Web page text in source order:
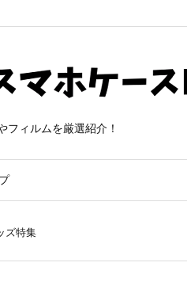
フィルムを厳選紹介！
ズ特集